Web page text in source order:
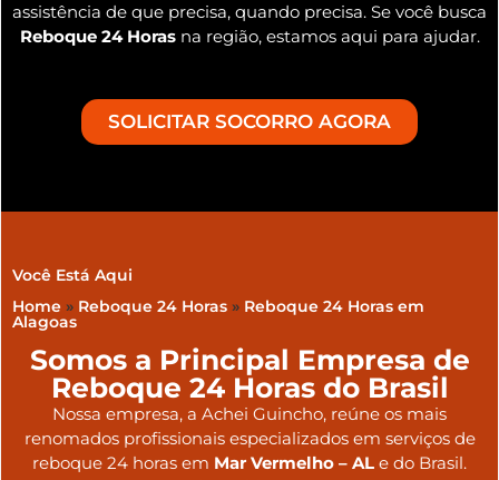
assistência de que precisa, quando precisa. Se você busca
Reboque 24 Horasna região, estamos aqui para ajudar.
SOLICITAR SOCORRO AGORA
Você Está Aqui
Home » Reboque 24 Horas » Reboque 24 Horas em
Alagoas
Somos a Principal Empresa de
Reboque 24 Horas do Brasil
Nossa empresa, a Achei Guincho, reúne os mais
renomados profissionais especializados em serviços de
reboque 24 horas em Mar Vermelho – AL e do Brasil.